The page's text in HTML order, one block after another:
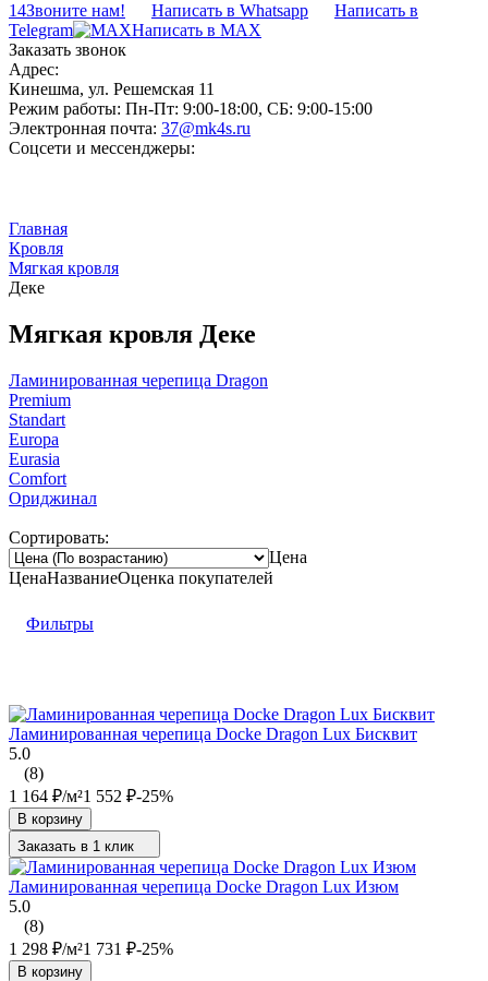
14Звоните нам! Написать в Whatsapp
Написать в
Telegram
Написать в MAX
Заказать звонок
Адрес:
Кинешма, ул. Решемская 11
Режим работы: Пн-Пт: 9:00-18:00, СБ: 9:00-15:00
Электронная почта: 37@mk4s.ru
Соцсети и мессенджеры:
Главная
Кровля
Мягкая кровля
Деке
Мягкая кровля Деке
Ламинированная черепица Dragon
Premium
Standart
Europa
Eurasia
Comfort
Ориджинал
Сортировать:
Цена
ЦенаНазваниеОценка покупателей
Фильтры
Ламинированная черепица Docke Dragon Lux Бисквит
5.0
(8)
1 164 ₽/м²1 552 ₽-25%
В корзину
Заказать в 1 клик
Ламинированная черепица Docke Dragon Lux Изюм
5.0
(8)
1 298 ₽/м²1 731 ₽-25%
В корзину